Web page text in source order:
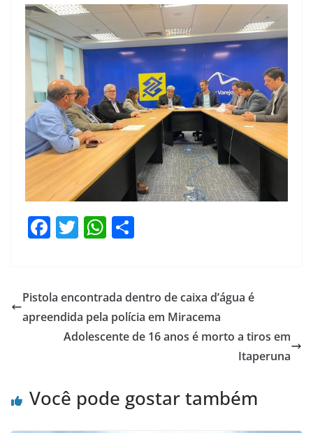
F
e
b
T
er
W
s
A
p
e
Pistola encontrada dentro de caixa d’água é
apreendida pela polícia em Miracema
Adolescente de 16 anos é morto a tiros em
Itaperuna
Você pode gostar também